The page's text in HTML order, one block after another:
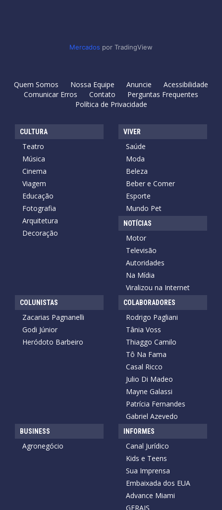
Mercados por TradingView
Quem Somos Nossa Equipe Anuncie
Acessibilidade
Comunicar Erros
Contato
Perguntas Frequentes
Política de Privacidade
CULTURA
Teatro
Música
Cinema
Viagem
Educação
Fotografia
Arquitetura
Decoração
VIVER
Saúde
Moda
Beleza
Beber e Comer
Esporte
Mundo Pet
NOTÍCIAS
Motor
Televisão
Autoridades
Na Mídia
Viralizou na Internet
COLUNISTAS
Zacarias Pagnanelli
Godi Júnior
Heródoto Barbeiro
COLABORADORES
Rodrigo Pagliani
Tânia Voss
Thiaggo Camilo
Tô Na Fama
Casal Ricco
Julio Di Madeo
Mayne Galassi
Patrícia Fernandes
Gabriel Azevedo
BUSINESS
Agronegócio
INFORMES
Canal Jurídico
Kids e Teens
Sua Imprensa
Embaixada dos EUA
Advance Miami
GERAIS